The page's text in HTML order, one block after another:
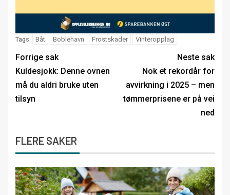
Tags: Båt Boblehavn Frostskader Vinteropplag
Forrige sak
Kuldesjokk: Denne ovnen
må du aldri bruke uten
tilsyn
Neste sak
Nok et rekordår for
avvirkning i 2025 – men
tømmerprisene er på vei
ned
FLERE SAKER